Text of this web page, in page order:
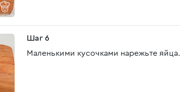
Шаг 6
Маленькими кусочками нарежьте яйца.